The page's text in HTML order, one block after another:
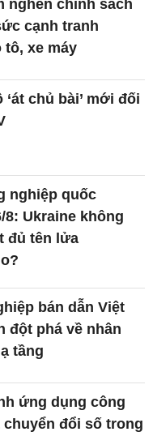
nghẽn chính sách
cạnh tranh
tô, xe máy
‘át chủ bài’ mới đối
nghiệp quốc
8: Ukraine không
đủ tên lửa
bán dẫn Việt
đột phá về nhân
tầng
ứng dụng công
chuyển đổi số trong